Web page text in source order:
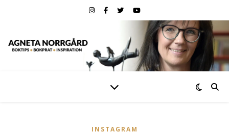
INSTAGRAM